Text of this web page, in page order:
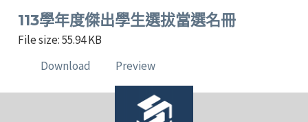
113學年度傑出學生選拔當選名冊
File size: 55.94 KB
Download
Preview